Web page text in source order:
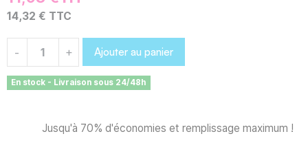
14,32 € TTC
- + Ajouter au panier
En stock - Livraison sous 24/48h
Jusqu'à 70% d'économies et remplissage maximum !